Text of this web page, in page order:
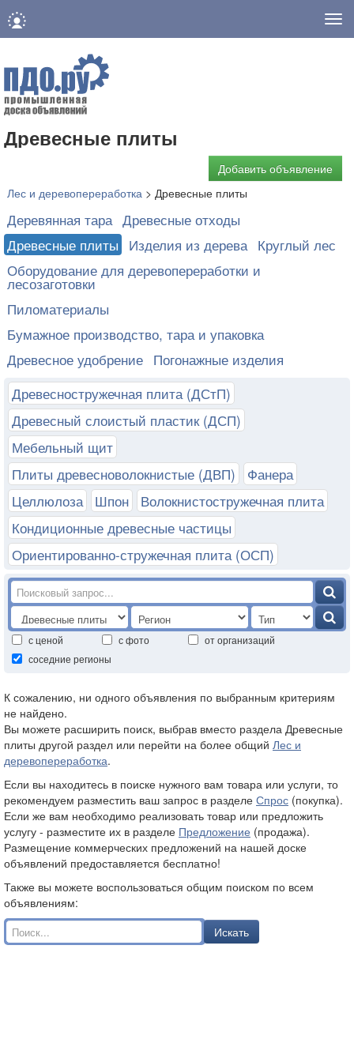
Древесные плиты
Добавить объявление
Лес и деревопереработка > Древесные плиты
Деревянная тара Древесные отходы
Древесные плиты Изделия из дерева Круглый лес
Оборудование для деревопереработки и
лесозаготовки
Пиломатериалы
Бумажное производство, тара и упаковка
Древесное удобрение Погонажные изделия
Древесностружечная плита (ДСтП)
Древесный слоистый пластик (ДСП)
Мебельный щит
Плиты древесноволокнистые (ДВП)
Фанера
Целлюлоза
Шпон
Волокнистостружечная плита
Кондиционные древесные частицы
Ориентированно-стружечная плита (ОСП)
с ценой с фото
от организаций
соседние регионы
К сожалению, ни одного объявления по выбранным критериям
не найдено.
Вы можете расширить поиск, выбрав вместо раздела Древесные
плиты другой раздел или перейти на более общий Лес и
деревопереработка.
Если вы находитесь в поиске нужного вам товара или услуги, то
рекомендуем разместить ваш запрос в разделе Спрос (покупка).
Если же вам необходимо реализовать товар или предложить
услугу - разместите их в разделе Предложение (продажа).
Размещение коммерческих предложений на нашей доске
объявлений предоставляется бесплатно!
Также вы можете воспользоваться общим поиском по всем
объявлениям:
Искать